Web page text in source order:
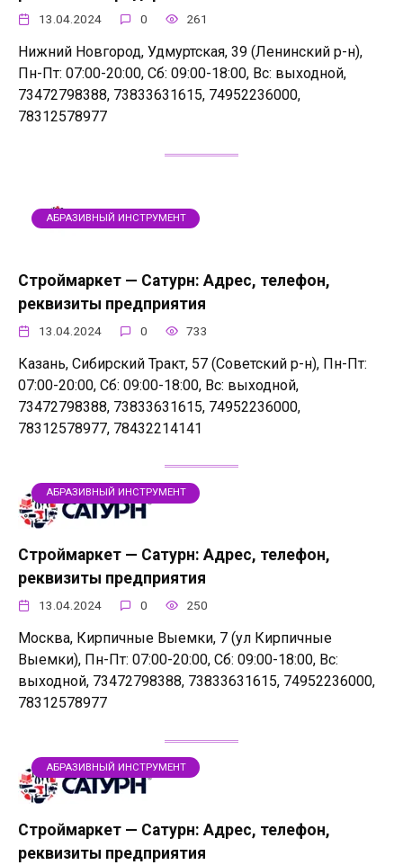
13.04.2024 0 261
Нижний Новгород, Удмуртская, 39 (Ленинский р-н),
Пн-Пт: 07:00-20:00, Сб: 09:00-18:00, Вс: выходной,
73472798388, 73833631615, 74952236000,
78312578977
АБРАЗИВНЫЙ ИНСТРУМЕНТ
Строймаркет — Сатурн: Адрес, телефон,
реквизиты предприятия
13.04.2024 0 733
Казань, Сибирский Тракт, 57 (Советский р-н), Пн-Пт:
07:00-20:00, Сб: 09:00-18:00, Вс: выходной,
73472798388, 73833631615, 74952236000,
78312578977, 78432214141
АБРАЗИВНЫЙ ИНСТРУМЕНТ
Строймаркет — Сатурн: Адрес, телефон,
реквизиты предприятия
13.04.2024 0 250
Москва, Кирпичные Выемки, 7 (ул Кирпичные
Выемки), Пн-Пт: 07:00-20:00, Сб: 09:00-18:00, Вс:
выходной, 73472798388, 73833631615, 74952236000,
78312578977
АБРАЗИВНЫЙ ИНСТРУМЕНТ
Строймаркет — Сатурн: Адрес, телефон,
реквизиты предприятия